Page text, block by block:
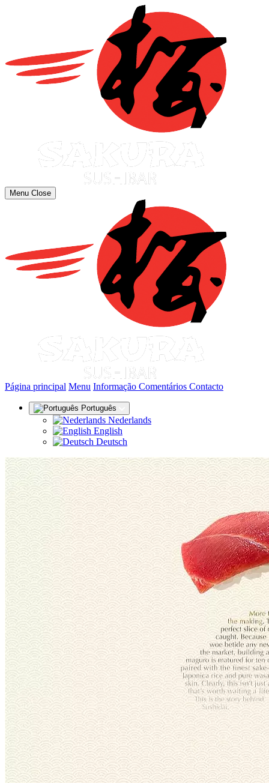
Menu Close
Página principal Menu Informação Comentários (actual)
Contacto
Português
Nederlands
English
Deutsch